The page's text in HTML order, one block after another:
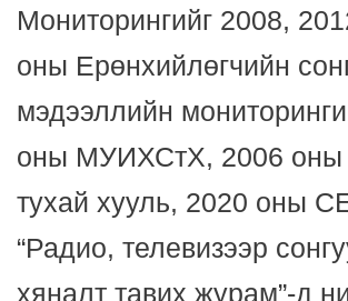
Мониторингийг 2008,
оны Ерөнхийлөгчийн
мэдээллийн
оны МУИХСтХ, 2006 оны
тухай хууль, 2020 оны
“Радио, телевизээр
хяналт тавих журам”-д